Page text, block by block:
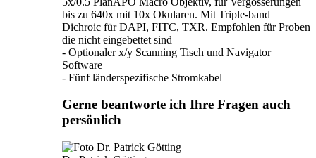
bis zu 640x mit 10x Okularen. Mit Triple-band
Dichroic für DAPI, FITC, TXR. Empfohlen für Proben
die nicht eingebettet sind
- Optionaler x/y Scanning Tisch und Navigator
Software
- Fünf länderspezifische Stromkabel
Gerne beantworte ich Ihre Fragen auch
persönlich